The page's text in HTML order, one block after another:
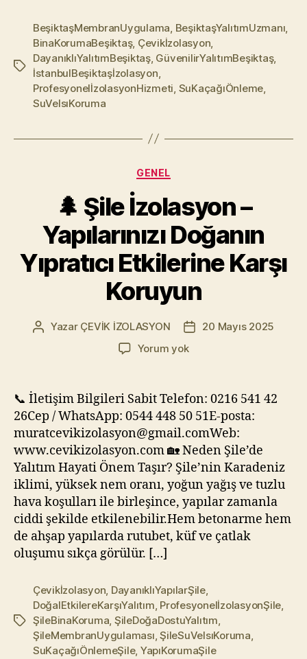
Etiketler
BeşiktaşMembranUygulama, BeşiktaşYalıtımUzmanı,
BinaKorumaBeşiktaş, Çevikİzolasyon,
DayanıklıYalıtımBeşiktaş, GüvenilirYalıtımBeşiktaş,
İstanbulBeşiktaşİzolasyon,
ProfesyonelİzolasyonHizmeti, SuKaçağıÖnleme,
SuVeIsıKoruma
Kategoriler
GENEL
🌲 Şile İzolasyon –
Yapılarınızı Doğanın
Yıpratıcı Etkilerine Karşı
Koruyun
Yazının
Yazar ÇEVİK İZOLASYON
Yazı20 Mayıs 2025
Yorum yok🌲
–
Yapılarınızı
Doğanın
Yıpratıcı
Etkilerine
Karşı
Koruyun
📞 İletişim Bilgileri Sabit Telefon: 0216 541 42
26Cep / WhatsApp: 0544 448 50 51E-posta:
muratcevikizolasyon@gmail.comWeb:
www.cevikizolasyon.com 🏡 Neden Şile’de
Yalıtım Hayati Önem Taşır? Şile’nin Karadeniz
iklimi, yüksek nem oranı, yoğun yağış ve tuzlu
hava koşulları ile birleşince, yapılar zamanla
ciddi şekilde etkilenebilir.Hem betonarme hem
de ahşap yapılarda rutubet, küf ve çatlak
oluşumu sıkça görülür. […]
Etiketler
Çevikİzolasyon, DayanıklıYapılarŞile,
DoğalEtkilereKarşıYalıtım, ProfesyonelİzolasyonŞile,
ŞileBinaKoruma, ŞileDoğaDostuYalıtım,
ŞileMembranUygulaması,ŞileSuVeIsıKoruma,
SuKaçağıÖnlemeŞile, YapıKorumaŞile